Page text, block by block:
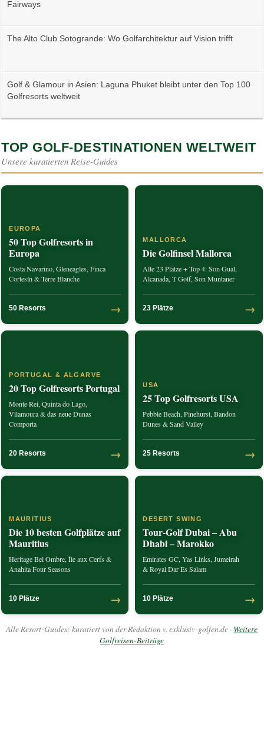
Fairways
The Alto Club Sotogrande: Wo Golfarchitektur auf Vision trifft
Golf & Glamour in Asien: Laguna Phuket bleibt unter den Top 100
Golfresorts weltweit
TOP GOLF-DESTINATIONEN WELTWEIT
Unsere kuratierten Reise-Guides
EUROPA
50 Top Golfresorts in
Europa
Costa Navarino, Gleneagles, Finca
Cortesín & Terre Blanche
50 Resorts →
MALLORCA
Die Golfinsel Mallorca
Alle 23 Plätze + Top 4: Son Gual,
Alcanada, T Golf, Son Muntaner
23 Plätze →
PORTUGAL & ALGARVE
20 Top Golfresorts Portugal
Monte Rei, Quinta do Lago,
Vilamoura & das neue Dunas
Comporta
20 Resorts →
USA
25 Top Golfresorts USA
Pebble Beach, Pinehurst, Bandon
Dunes & Sand Valley
25 Resorts →
MAURITIUS
Die 10 besten Golfplätze auf
Mauritius
Heritage Bel Ombre, Île aux Cerfs &
Anahita Four Seasons
10 Plätze →
DESERT SWING
Tour-Golf Dubai – Abu
Dhabi – Marokko
Emirates GC, Yas Links, Jumeirah
& Royal Dar Es Salam
10 Plätze →
Alle Resort-Guides: kuratiert von der Redaktion v. exklusiv-golfen.de · Weitere
Golfreisen-Beiträge